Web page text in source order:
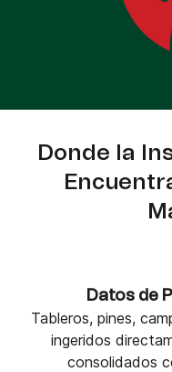
Donde la
Datos de
Tableros, pines,
ingeridos
consolidados